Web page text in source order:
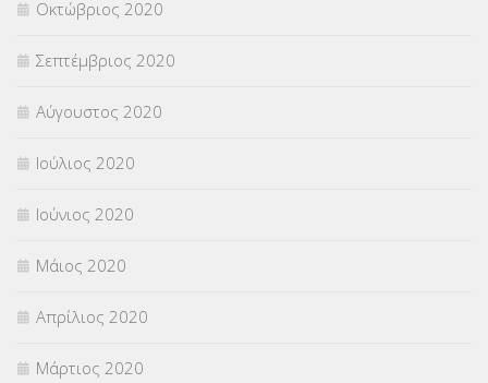
Οκτώβριος 2020
Σεπτέμβριος 2020
Αύγουστος 2020
Ιούλιος 2020
Ιούνιος 2020
Μάιος 2020
Απρίλιος 2020
Μάρτιος 2020